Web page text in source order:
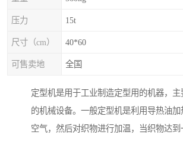
压力 15t
尺寸（cm） 40*60
可售卖地 全国
定型机是用于工业制造定型用的机器，主
的机械设备。一般定型机是利用导热油
空气，然后对织物进行加温，当织物达